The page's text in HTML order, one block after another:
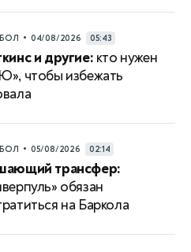
• 04/08/2026 05:43
и другие: кто нужен
чтобы избежать
• 05/08/2026 02:14
трансфер:
обязан
на Баркола